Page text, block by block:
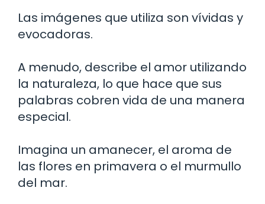
Las imágenes que utiliza son vívidas y
evocadoras.
A menudo, describe el amor utilizando
la naturaleza, lo que hace que sus
palabras cobren vida de una manera
especial.
Imagina un amanecer, el aroma de
las flores en primavera o el murmullo
del mar.